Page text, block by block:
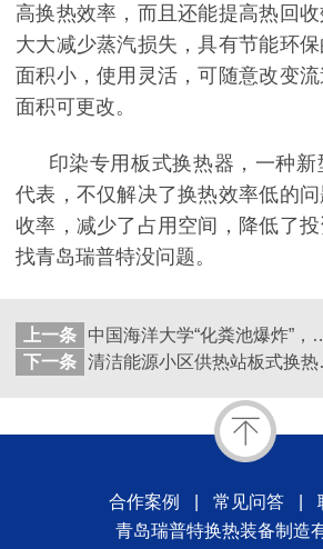
高换热效率，而且还能提高热回
大大减少蒸汽损失，具有节能环
面积小，使用灵活，可随意改变
面积可更改。
印染专用板式换热器，一种
代表，不仅解决了换热效率低的
收率，减少了占用空间，降低了
找青岛瑞普特没问题。
上一条
中国海洋大学“化粪池爆炸”，警
下一条
清洁能源小
合作案例 常见问答
青岛瑞普特换热装备制造